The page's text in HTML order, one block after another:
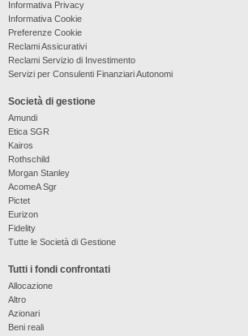
Informativa Privacy
Informativa Cookie
Preferenze Cookie
Reclami Assicurativi
Reclami Servizio di Investimento
Servizi per Consulenti Finanziari Autonomi
Società di gestione
Amundi
Etica SGR
Kairos
Rothschild
Morgan Stanley
AcomeA Sgr
Pictet
Eurizon
Fidelity
Tutte le Società di Gestione
Tutti i fondi confrontati
Allocazione
Altro
Azionari
Beni reali